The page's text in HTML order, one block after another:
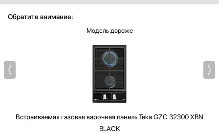
Обратите внимание:
Модель дороже
Встраиваемая газовая варочная панельTeka GZC 32300 XBN
BLACK